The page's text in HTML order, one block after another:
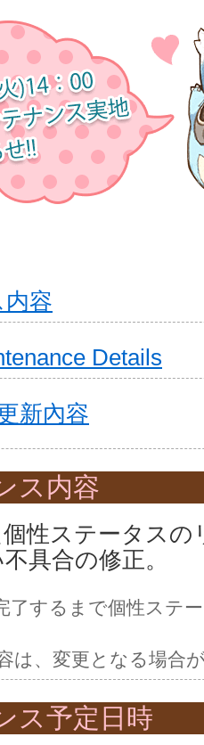
内容
Details
新內容
ス内容
性ステータスの
具合の修正。
了するまで個性ステ
は、変更となる場合
ス予定日時